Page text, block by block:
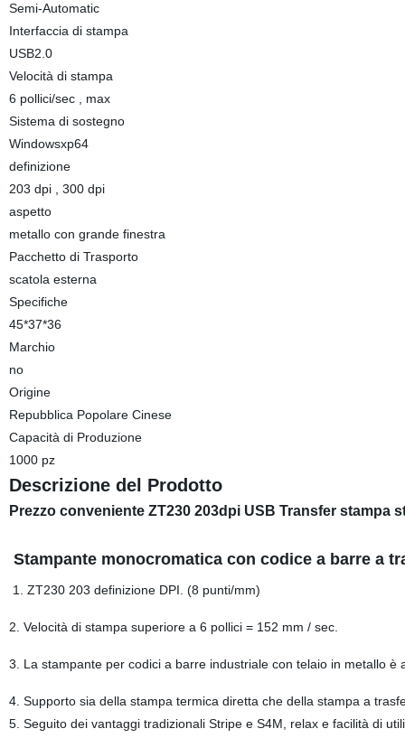
Semi-Automatic
Interfaccia di stampa
USB2.0
Velocità di stampa
6 pollici/sec , max
Sistema di sostegno
Windowsxp64
definizione
203 dpi , 300 dpi
aspetto
metallo con grande finestra
Pacchetto di Trasporto
scatola esterna
Specifiche
45*37*36
Marchio
no
Origine
Repubblica Popolare Cinese
Capacità di Produzione
1000 pz
Descrizione del Prodotto
Prezzo conveniente ZT230 203dpi USB Transfer stampa
Stampante monocromatica con codice a barre a
1. ZT230 203 definizione DPI. (8 punti/mm)
2. Velocità di stampa superiore a 6 pollici = 152 mm / sec.
3. La stampante per codici a barre industriale con telaio in metallo
4. Supporto sia della stampa termica diretta che della stampa a
5. Seguito dei vantaggi tradizionali Stripe e S4M, relax e facilità di